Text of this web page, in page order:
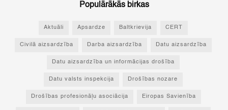
Populārākās birkas
Aktuāli Apsardze Baltkrievija CERT
Civilā aizsardzība Darba aizsardzība Datu aizsardzība
Datu aizsardzība un informācijas drošība
Datu valsts inspekcija Drošības nozare
Drošības profesionāļu asociācija Eiropas Savienība